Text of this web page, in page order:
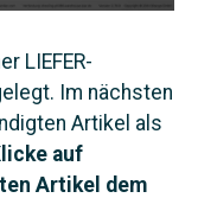
LIEFER-
Im nächsten
Artikel als
auf
Artikel dem